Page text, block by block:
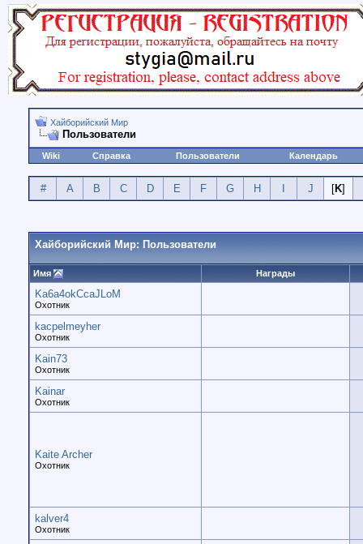
Хайборийский Мир
Пользователи
Wiki Справка Пользователи Календарь
# A B C D E F G H J [K]
Хайборийский Мир: Пользователи
Имя Награды
Ka6a4okCcaJLoM
Охотник
kacpelmeyher
Охотник
Kain73
Охотник
Kainar
Охотник
Kaite Archer
Охотник
kalver4
Охотник